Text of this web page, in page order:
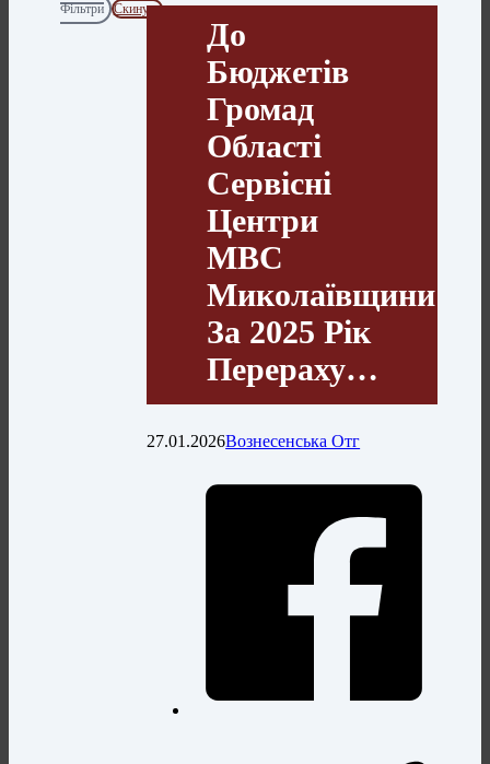
Фільтри
Скинути
До
Бюджетів
Громад
Області
Сервісні
Центри
МВС
Миколаївщини
За 2025 Рік
Перераху…
27.01.2026Вознесенська Отг